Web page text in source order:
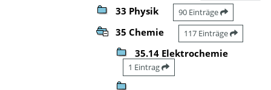
33 Physik 90 Einträge
35 Chemie 117 Einträge
35.14 Elektrochemie
1 Eintrag